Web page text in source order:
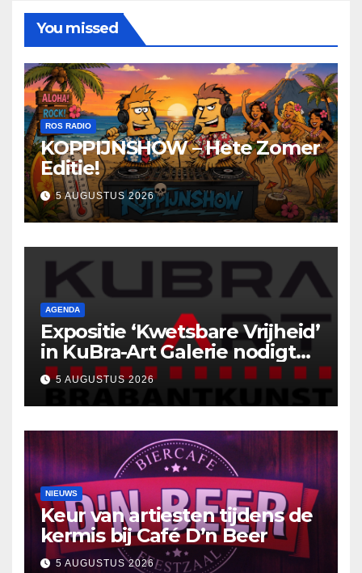
You missed
ROS RADIO
KOPPIJNSHOW – Hete Zomer
Editie!
5 AUGUSTUS 2026
AGENDA
Expositie ‘Kwetsbare Vrijheid’
in KuBra-Art Galerie nodigt
uit tot ontmoeting en
reflectie
5 AUGUSTUS 2026
NIEUWS
Keur van artiesten tijdens de
kermis bij Café D’n Beer
5 AUGUSTUS 2026